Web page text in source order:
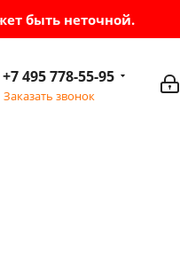
быть неточной.
+7 495 778-55-95
Заказать звонок